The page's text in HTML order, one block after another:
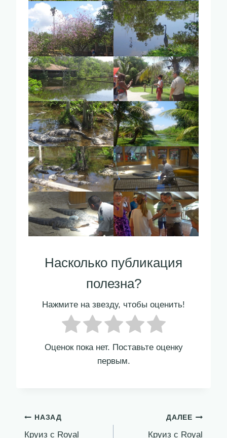
Насколько публикация
полезна?
Нажмите на звезду, чтобы оценить!
Оценок пока нет. Поставьте оценку
первым.
Навигация
НАЗАД
Круиз с Royal
ДАЛЕЕ
Круиз с Royal